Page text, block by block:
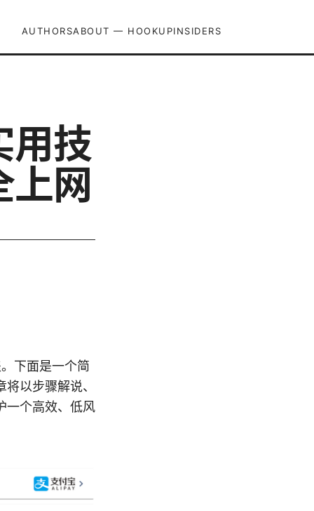
AUTHORSABOUT — HOOKUPINSIDERS
用技
上网
下面是一个简
以步骤解说、
一个高效、低风